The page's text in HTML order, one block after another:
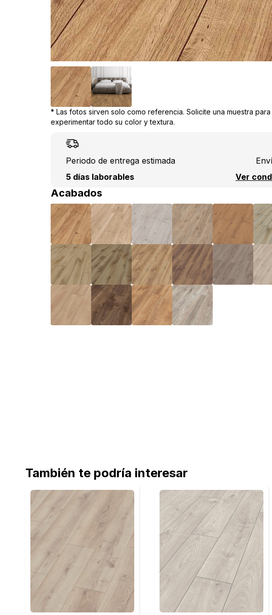
* Las fotos sirven solo como referencia. Solicite una muestra
experimentar todo su color y textura.
Periodo de entrega estimada
5 días laborables
Ver
Acabados
También te podría interesar